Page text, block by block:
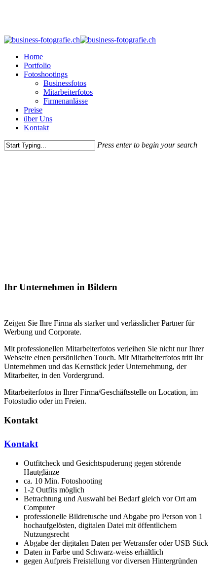
content
Menu
Home
Portfolio
Fotoshootings
Businessfotos
Mitarbeiterfotos
Firmenanlässe
Preise
über Uns
Kontakt
Press enter to begin your search
Ihr Unternehmen in Bildern
Zeigen Sie Ihre Firma als starker und verlässlicher Partner für
Werbung und Corporate.
Mit professionellen Mitarbeiterfotos verleihen Sie nicht nur Ihrer
Webseite einen persönlichen Touch. Mit Mitarbeiterfotos tritt Ihr
Unternehmen und das Kernstück jeder Unternehmung, der
Mitarbeiter, in den Vordergrund.
Mitarbeiterfotos in Ihrer Firma/Geschäftsstelle on Location, im
Fotostudio oder im Freien.
Kontakt
Kontakt
Outfitcheck und Gesichtspuderung gegen störende
Hautglänze
ca. 10 Min. Fotoshooting
1-2 Outfits möglich
Betrachtung und Auswahl bei Bedarf gleich vor Ort am
Computer
professionelle Bildretusche und Abgabe pro Person von 1
hochaufgelösten, digitalen Datei mit öffentlichem
Nutzungsrecht
Abgabe der digitalen Daten per Wetransfer oder USB Stick
Daten in Farbe und Schwarz-weiss erhältlich
gegen Aufpreis Freistellung vor diversen Hintergründen